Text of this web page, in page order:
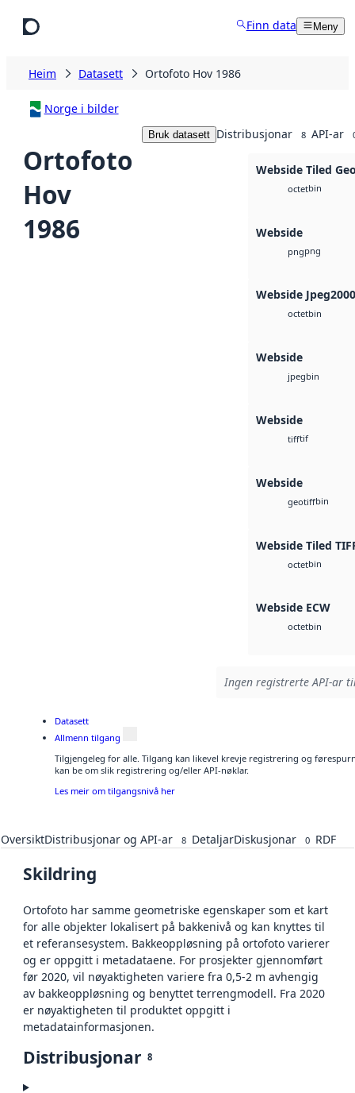
Finn data Meny
Heim Datasett Ortofoto Hov 1986
Norge i bilder
Ortofoto
Hov
1986
Bruk datasett Distribusjonar 8 API-ar
Webside Tiled
octetbin
Webside
pngpng
Webside Jpeg2000
octetbin
Webside
jpegbin
Webside
tifftif
Webside
geotiffbin
Webside Tiled
octetbin
Webside ECW
octetbin
Ingen registrerte API-ar
Datasett
Allmenn tilgang
Tilgjengeleg for alle. Tilgang kan likevel krevje registrering og
kan be om slik registrering og/eller API-nøklar.
Les meir om tilgangsnivå her
OversiktDistribusjonar og API-ar 8 DetaljarDiskusjonar 0 RDF
Skildring
Ortofoto har samme geometriske egenskaper som et kart
for alle objekter lokalisert på bakkenivå og kan knyttes til
et referansesystem. Bakkeoppløsning på ortofoto varierer
og er oppgitt i metadataene. For prosjekter gjennomført
før 2020, vil nøyaktigheten variere fra 0,5-2 m avhengig
av bakkeoppløsning og benyttet terrengmodell. Fra 2020
er nøyaktigheten til produktet oppgitt i
metadatainformasjonen.
Distribusjonar 8